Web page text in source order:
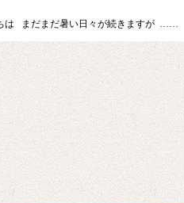
は まだまだ暑い日々が続きますが ……